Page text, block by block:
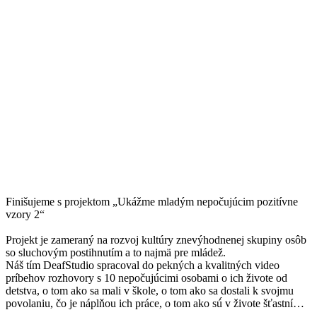
Finišujeme s projektom „Ukážme mladým nepočujúcim pozitívne
vzory 2“
Projekt je zameraný na rozvoj kultúry znevýhodnenej skupiny osôb
so sluchovým postihnutím a to najmä pre mládež.
Náš tím DeafStudio spracoval do pekných a kvalitných video
príbehov rozhovory s 10 nepočujúcimi osobami o ich živote od
detstva, o tom ako sa mali v škole, o tom ako sa dostali k svojmu
povolaniu, čo je náplňou ich práce, o tom ako sú́ v živote šťastní…